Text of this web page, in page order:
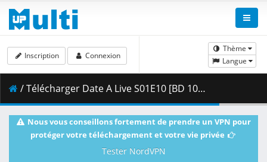
Thème
Langue
Inscription Connexion
/ Télécharger Date A Live S01E10 [BD 1080p HEVC 10bit FLAC] [Dual-Audio].mkv.003 ( 480.16 MB )
Nous vous conseillons fortement de prendre un VPN pour
protéger votre téléchargement et votre vie privée
Tester NordVPN